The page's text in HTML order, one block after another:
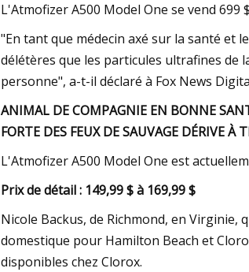
L'Atmofizer A500 Model One se vend 699
"En tant que médecin axé sur la santé et
délétères que les particules ultrafines de
personne", a-t-il déclaré à Fox News
ANIMAL DE COMPAGNIE EN BONNE
FORTE DES FEUX DE SAUVAGE DÉRIVE À
L'Atmofizer A500 Model One est
Prix ​​de détail : 149,99 $ à 169,99 $
Nicole Backus, de Richmond, en
domestique pour Hamilton Beach et
disponibles chez Clorox.